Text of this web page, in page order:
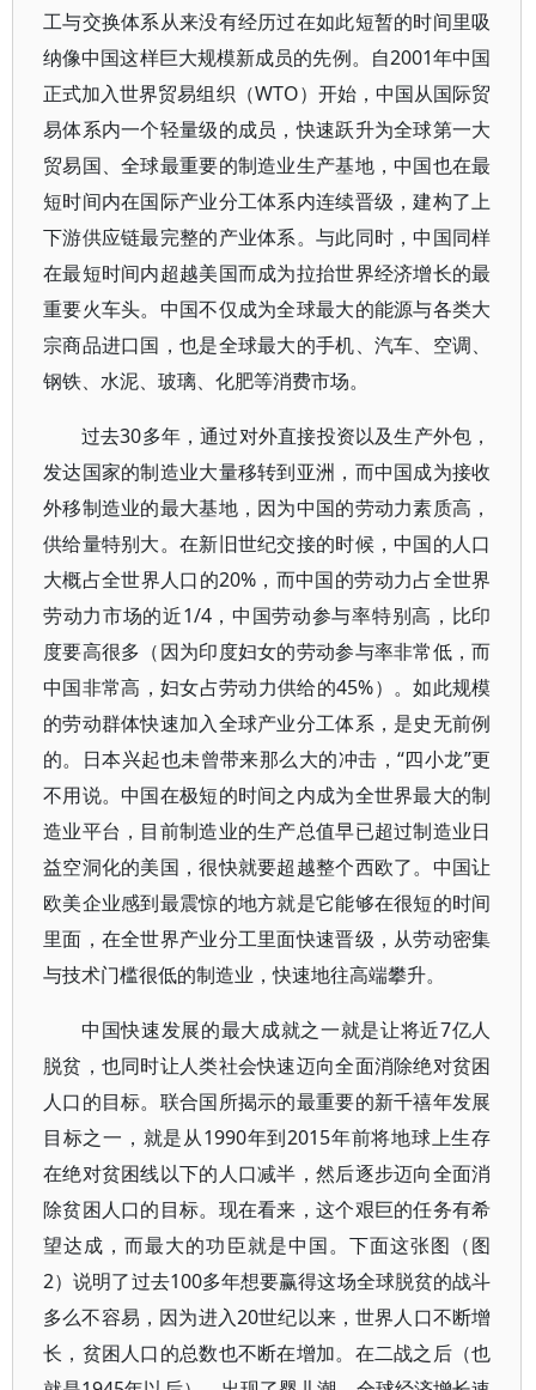
工与交换体系从来没有经历过在如此短暂的时间里吸
纳像中国这样巨大规模新成员的先例。自2001年中国
正式加入世界贸易组织（WTO）开始，中国从国际贸
易体系内一个轻量级的成员，快速跃升为全球第一大
贸易国、全球最重要的制造业生产基地，中国也在最
短时间内在国际产业分工体系内连续晋级，建构了上
下游供应链最完整的产业体系。与此同时，中国同样
在最短时间内超越美国而成为拉抬世界经济增长的最
重要火车头。中国不仅成为全球最大的能源与各类大
宗商品进口国，也是全球最大的手机、汽车、空调、
钢铁、水泥、玻璃、化肥等消费市场。
过去30多年，通过对外直接投资以及生产外包，
发达国家的制造业大量移转到亚洲，而中国成为接收
外移制造业的最大基地，因为中国的劳动力素质高，
供给量特别大。在新旧世纪交接的时候，中国的人口
大概占全世界人口的20%，而中国的劳动力占全世界
劳动力市场的近1/4，中国劳动参与率特别高，比印
度要高很多（因为印度妇女的劳动参与率非常低，而
中国非常高，妇女占劳动力供给的45%）。如此规模
的劳动群体快速加入全球产业分工体系，是史无前例
的。日本兴起也未曾带来那么大的冲击，“四小龙”更
不用说。中国在极短的时间之内成为全世界最大的制
造业平台，目前制造业的生产总值早已超过制造业日
益空洞化的美国，很快就要超越整个西欧了。中国让
欧美企业感到最震惊的地方就是它能够在很短的时间
里面，在全世界产业分工里面快速晋级，从劳动密集
与技术门槛很低的制造业，快速地往高端攀升。
中国快速发展的最大成就之一就是让将近7亿人
脱贫，也同时让人类社会快速迈向全面消除绝对贫困
人口的目标。联合国所揭示的最重要的新千禧年发展
目标之一，就是从1990年到2015年前将地球上生存
在绝对贫困线以下的人口减半，然后逐步迈向全面消
除贫困人口的目标。现在看来，这个艰巨的任务有希
望达成，而最大的功臣就是中国。下面这张图（图
2）说明了过去100多年想要赢得这场全球脱贫的战斗
多么不容易，因为进入20世纪以来，世界人口不断增
长，贫困人口的总数也不断在增加。在二战之后（也